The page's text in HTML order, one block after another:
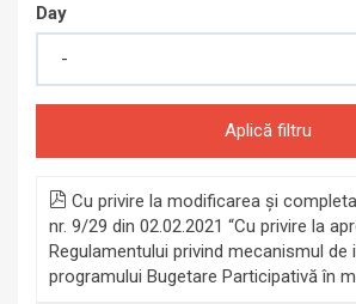
Day
Aplică filtru
Cu privire la modificarea şi
nr. 9/29 din 02.02.2021 “Cu privire la
Regulamentului privind mecanismul de
programului Bugetare Participativă în